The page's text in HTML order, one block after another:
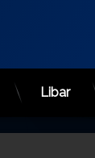
Libar